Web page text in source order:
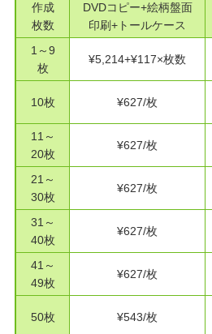
作成
枚数
DVDコピー+絵柄盤面
印刷+トールケース
1～9
枚
¥5,214+¥117×枚数
10枚 ¥627/枚
11～
20枚
¥627/枚
21～
30枚
¥627/枚
31～
40枚
¥627/枚
41～
49枚
¥627/枚
50枚 ¥543/枚